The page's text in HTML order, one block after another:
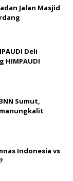
Jalan Masjid
Deli
HIMPAUDI
Sumut,
Indonesia vs